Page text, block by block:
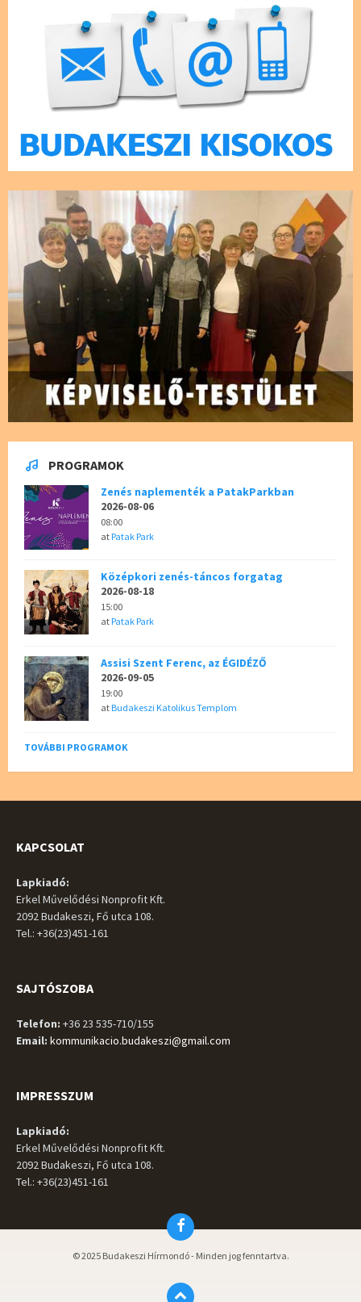
PROGRAMOK
Zenés naplementék a PatakParkban
2026-08-06
08:00
atPatak Park
Középkori zenés-táncos forgatag
2026-08-18
15:00
atPatak Park
Assisi Szent Ferenc, az ÉGIDÉZŐ
2026-09-05
19:00
atBudakeszi Katolikus Templom
TOVÁBBI PROGRAMOK
KAPCSOLAT
Lapkiadó:
Erkel Művelődési Nonprofit Kft.
2092 Budakeszi, Fő utca 108.
Tel.: +36(23)451-161
SAJTÓSZOBA
Telefon: +36 23 535-710/155
Email: kommunikacio.budakeszi@gmail.com
IMPRESSZUM
Lapkiadó:
Erkel Művelődési Nonprofit Kft.
2092 Budakeszi, Fő utca 108.
Tel.: +36(23)451-161
Facebook
© 2025 Budakeszi Hírmondó - Minden jog fenntartva.